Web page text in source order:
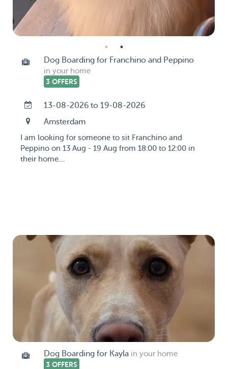
Dog Boarding for Franchino and Peppino
in your home
3 OFFERS
13-08-2026 to 19-08-2026
Amsterdam
I am looking for someone to sit Franchino and
Peppino on 13 Aug - 19 Aug from 18:00 to 12:00 in
their home....
Dog Boarding for Kayla in your home
3 OFFERS